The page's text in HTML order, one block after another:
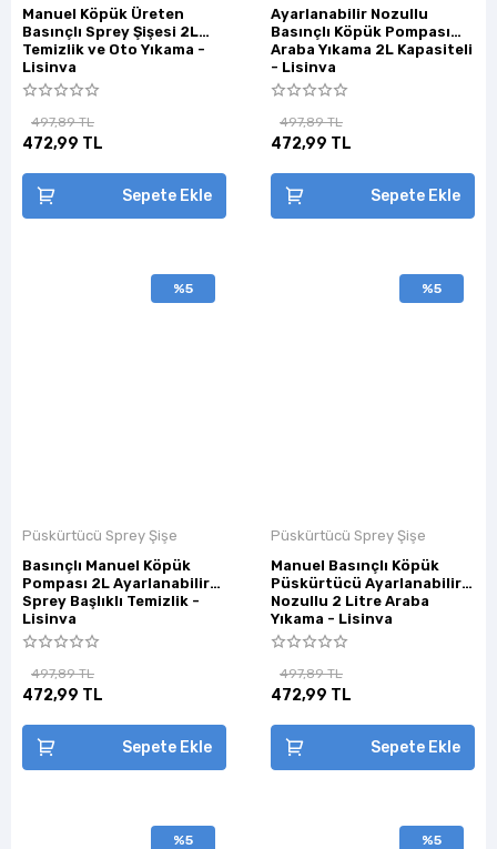
Manuel Köpük Üreten
Basınçlı Sprey Şişesi 2L
Temizlik ve Oto Yıkama -
Lisinya
497,89 TL
472,99 TL
Sepete Ekle
Ayarlanabilir Nozullu
Basınçlı Köpük Pompası
Araba Yıkama 2L Kapasiteli
- Lisinya
497,89 TL
472,99 TL
Sepete Ekle
%5
Püskürtücü Sprey Şişe
Basınçlı Manuel Köpük
Pompası 2L Ayarlanabilir
Sprey Başlıklı Temizlik -
Lisinya
497,89 TL
472,99 TL
Sepete Ekle
%5
Püskürtücü Sprey Şişe
Manuel Basınçlı Köpük
Püskürtücü Ayarlanabilir
Nozullu 2 Litre Araba
Yıkama - Lisinya
497,89 TL
472,99 TL
Sepete Ekle
%5 %5